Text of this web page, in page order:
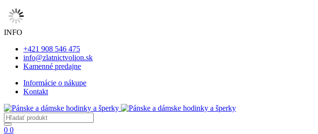
INFO
+421 908 546 475
info@zlatnictvolion.sk
Kamenné predajne
Informácie o nákupe
Kontakt
0 0